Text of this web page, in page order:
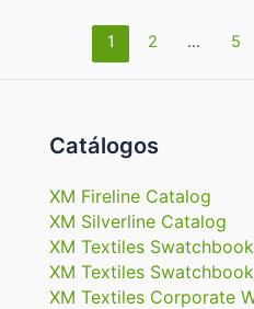
1 2 … 5
Catálogos
XM Fireline Catalog
XM Silverline Catalog
XM Textiles Swatchbook
XM Textiles
XM Textiles Corporate